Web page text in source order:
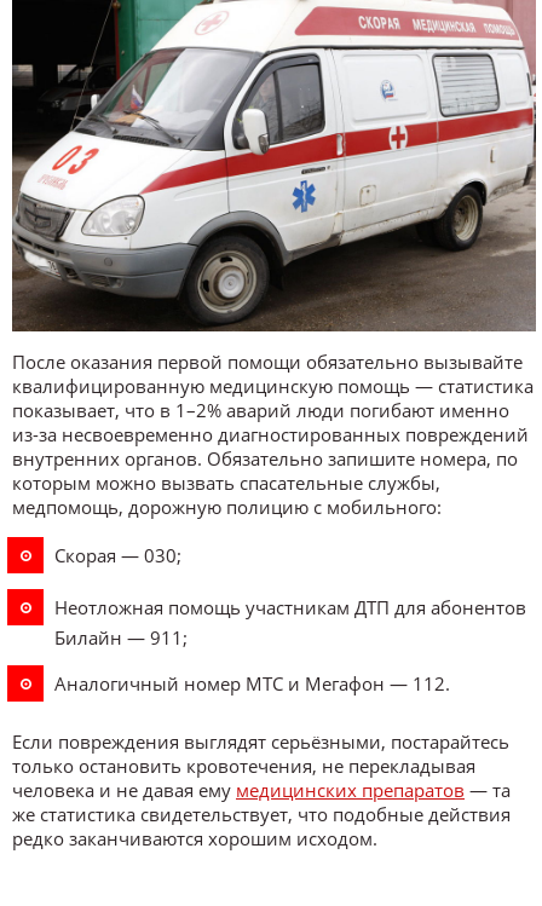
После оказания первой помощи обязательно вызывайте
квалифицированную медицинскую помощь — статистика
показывает, что в 1–2% аварий люди погибают именно
из-за несвоевременно диагностированных повреждений
внутренних органов. Обязательно запишите номера, по
которым можно вызвать спасательные службы,
медпомощь, дорожную полицию с мобильного:
Скорая — 030;
Неотложная помощь участникам ДТП для абонентов
Билайн — 911;
Аналогичный номер МТС и Мегафон — 112.
Если повреждения выглядят серьёзными, постарайтесь
только остановить кровотечения, не перекладывая
человека и не давая ему медицинских препаратов — та
же статистика свидетельствует, что подобные действия
редко заканчиваются хорошим исходом.